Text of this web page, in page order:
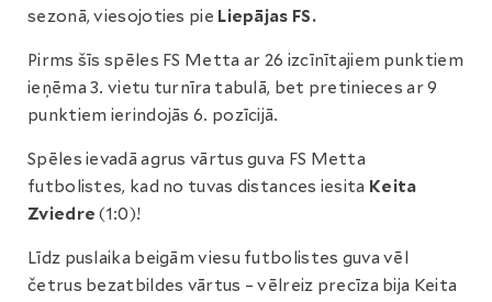
sezonā, viesojoties pie Liepājas FS.
Pirms šīs spēles FS Metta ar 26 izcīnītajiem punktiem
ieņēma 3. vietu turnīra tabulā, bet pretinieces ar 9
punktiem ierindojās 6. pozīcijā.
Spēles ievadā agrus vārtus guva FS Metta
futbolistes, kad no tuvas distances iesita Keita
Zviedre(1:0)!
Līdz puslaika beigām viesu futbolistes guva vēl
četrus bezatbildes vārtus – vēlreiz precīza bija Keita